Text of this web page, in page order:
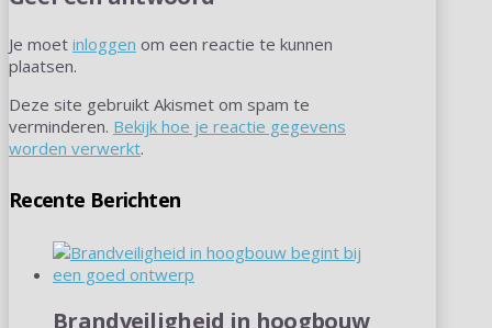
Je moet inloggen om een reactie te kunnen
plaatsen.
Deze site gebruikt Akismet om spam te
verminderen. Bekijk hoe je reactie gegevens
worden verwerkt.
Recente Berichten
Brandveiligheid in hoogbouw